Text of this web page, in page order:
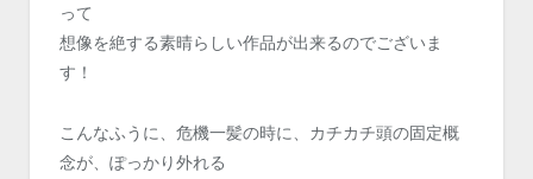
って
想像を絶する素晴らしい作品が出来るのでございま
す！
こんなふうに、危機一髪の時に、カチカチ頭の固定概
念が、ぽっかり外れる